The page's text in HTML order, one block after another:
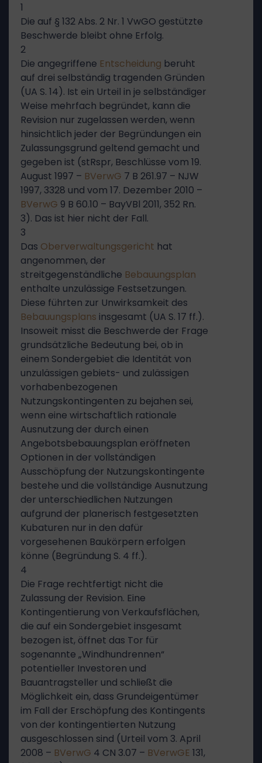
1
Die auf § 132 Abs. 2 Nr. 1 VwGO gestützte
Beschwerde bleibt ohne Erfolg.
2
Die angegriffene Entscheidung beruht
auf drei selbständig tragenden Gründen
(UA S. 14). Ist ein Urteil in je selbständiger
Weise mehrfach begründet, kann die
Revision nur zugelassen werden, wenn
hinsichtlich jeder der Begründungen ein
Zulassungsgrund geltend gemacht und
gegeben ist (stRspr, Beschlüsse vom 19.
August 1997 – BVerwG 7 B 261.97 – NJW
1997, 3328 und vom 17. Dezember 2010 –
BVerwG 9 B 60.10 – BayVBl 2011, 352 Rn.
3). Das ist hier nicht der Fall.
3
Das Oberverwaltungsgericht hat
angenommen, der
streitgegenständliche Bebauungsplan
enthalte unzulässige Festsetzungen.
Diese führten zur Unwirksamkeit des
Bebauungsplans insgesamt (UA S. 17 ff.).
Insoweit misst die Beschwerde der Frage
grundsätzliche Bedeutung bei, ob in
einem Sondergebiet die Identität von
unzulässigen gebiets- und zulässigen
vorhabenbezogenen
Nutzungskontingenten zu bejahen sei,
wenn eine wirtschaftlich rationale
Ausnutzung der durch einen
Angebotsbebauungsplan eröffneten
Optionen in der vollständigen
Ausschöpfung der Nutzungskontingente
bestehe und die vollständige Ausnutzung
der unterschiedlichen Nutzungen
aufgrund der planerisch festgesetzten
Kubaturen nur in den dafür
vorgesehenen Baukörpern erfolgen
könne (Begründung S. 4 ff.).
4
Die Frage rechtfertigt nicht die
Zulassung der Revision. Eine
Kontingentierung von Verkaufsflächen,
die auf ein Sondergebiet insgesamt
bezogen ist, öffnet das Tor für
sogenannte „Windhundrennen“
potentieller Investoren und
Bauantragsteller und schließt die
Möglichkeit ein, dass Grundeigentümer
im Fall der Erschöpfung des Kontingents
von der kontingentierten Nutzung
ausgeschlossen sind (Urteil vom 3. April
2008 – BVerwG 4 CN 3.07 – BVerwGE 131,